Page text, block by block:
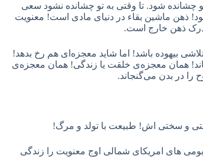
چشانده شود. تا وقتی به تو چشانده نشود سعی
ذهن ماشین بقاء در دنیای مادی است! معنویت
درک ذهن خارج است.
بیهوده باشد! اما شاید معجزه‌ای هم رخ بدهد!
همان معجزه‌ی خلقت یا زندگی! همان معجزه‌ی
را در بدن می‌گنجاند.
و سختی اش! طبیعت با تولد و مرگ!
های امریکای شمالی اوج معنویت را زندگی